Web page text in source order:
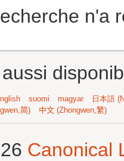
n'a
suomi magyar
日本語
简) 中文 (Zhongwen,繁)
Canonical